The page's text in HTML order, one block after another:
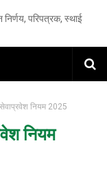
परिपत्रक, स्थाई
नियम 2025
नियम